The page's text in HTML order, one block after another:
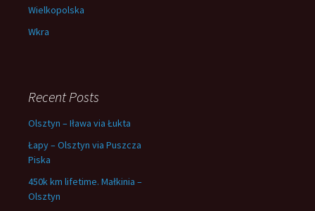
Wielkopolska
Wkra
Recent Posts
Olsztyn – Iława via Łukta
Łapy – Olsztyn via Puszcza
Piska
450k km lifetime. Małkinia –
Olsztyn